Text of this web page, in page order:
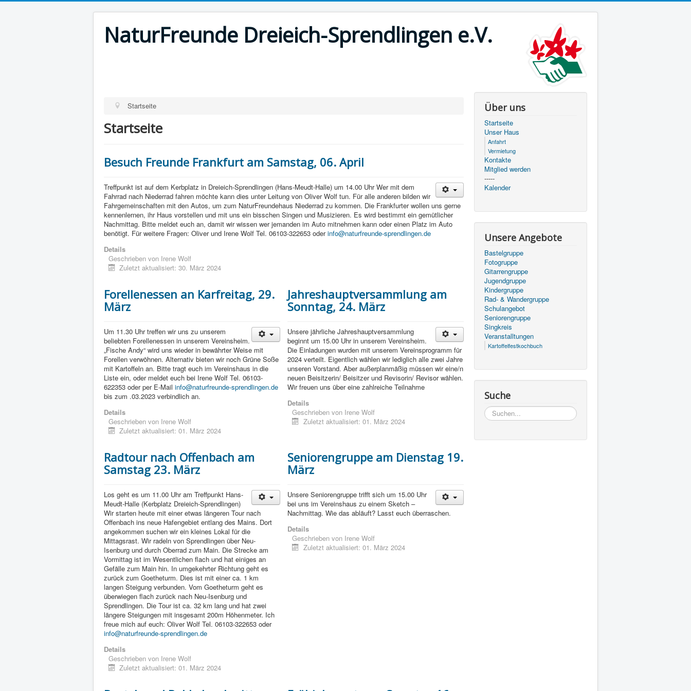
NaturFreunde Dreieich-Sprendlingen e.V.
Startseite
Startseite
Besuch Freunde Frankfurt am Samstag, 06. April
Treffpunkt ist auf dem Kerbplatz in Dreieich-Sprendlingen (Hans-Meudt-Halle) um 14.00 Uhr Wer mit dem
Fahrrad nach Niederrad fahren möchte kann dies unter Leitung von Oliver Wolf tun. Für alle anderen bilden wir
Fahrgemeinschaften mit den Autos, um zum NaturFreundehaus Niederrad zu kommen. Die Frankfurter wollen uns gerne
kennenlernen, ihr Haus vorstellen und mit uns ein bisschen Singen und Musizieren. Es wird bestimmt ein gemütlicher
Nachmittag. Bitte meldet euch an, damit wir wissen wer jemanden im Auto mitnehmen kann oder einen Platz im Auto
benötigt. Für weitere Fragen: Oliver und Irene Wolf Tel. 06103-322653 oderinfo@naturfreunde-sprendlingen.de
Details
Geschrieben von Irene Wolf
Zuletzt aktualisiert: 30. März 2024
Forellenessen an Karfreitag, 29.
März
Um 11.30 Uhr treffen wir uns zu unserem
beliebten Forellenessen in unserem Vereinsheim.
„Fische Andy“ wird uns wieder in bewährter Weise mit
Forellen verwöhnen. Alternativ bieten wir noch Grüne Soße
mit Kartoffeln an. Bitte tragt euch im Vereinshaus in die
Liste ein, oder meldet euch bei Irene Wolf Tel. 06103-
622353 oder per E-Mail info@naturfreunde-sprendlingen.de
bis zum .03.2023 verbindlich an.
Details
Geschrieben von Irene Wolf
Zuletzt aktualisiert: 01. März 2024
Jahreshauptversammlung am
Sonntag, 24. März
Unsere jährliche Jahreshauptversammlung
beginnt um 15.00 Uhr in unserem Vereinsheim.
Die Einladungen wurden mit unserem Vereinsprogramm für
2024 verteilt. Eigentlich wählen wir lediglich alle zwei Jahre
unseren Vorstand. Aber außerplanmäßig müssen wir eine/n
neuen Beisitzerin/ Beisitzer und Revisorin/ Revisor wählen.
Wir freuen uns über eine zahlreiche Teilnahme
Details
Geschrieben von Irene Wolf
Zuletzt aktualisiert: 01. März 2024
Radtour nach Offenbach am
Samstag 23. März
Los geht es um 11.00 Uhr am Treffpunkt Hans-
Meudt-Halle (Kerbplatz Dreieich-Sprendlingen)
Wir starten heute mit einer etwas längeren Tour nach
Offenbach ins neue Hafengebiet entlang des Mains. Dort
angekommen suchen wir ein kleines Lokal für die
Mittagsrast. Wir radeln von Sprendlingen über Neu-
Isenburg und durch Oberrad zum Main. Die Strecke am
Vormittag ist im Wesentlichen flach und hat einiges an
Gefälle zum Main hin. In umgekehrter Richtung geht es
zurück zum Goetheturm. Dies ist mit einer ca. 1 km
langen Steigung verbunden. Vom Goetheturm geht es
überwiegen flach zurück nach Neu-Isenburg und
Sprendlingen. Die Tour ist ca. 32 km lang und hat zwei
längere Steigungen mit insgesamt 200m Höhenmeter. Ich
freue mich auf euch: Oliver Wolf Tel. 06103-322653 oder
info@naturfreunde-sprendlingen.de
Details
Geschrieben von Irene Wolf
Zuletzt aktualisiert: 01. März 2024
Seniorengruppe am Dienstag 19.
März
Unsere Seniorengruppe trifft sich um 15.00 Uhr
bei uns im Vereinshaus zu einem Sketch –
Nachmittag. Wie das abläuft? Lasst euch überraschen.
Details
Geschrieben von Irene Wolf
Zuletzt aktualisiert: 01. März 2024
Über uns
Startseite
Unser Haus
Anfahrt
Vermietung
Kontakte
Mitglied werden
-----
Kalender
Unsere Angebote
Bastelgruppe
Fotogruppe
Gitarrengruppe
Jugendgruppe
Kindergruppe
Rad- & Wandergruppe
Schulangebot
Seniorengruppe
Singkreis
Veranstalltungen
Kartoffelfestkochbuch
Suche
Suchen...